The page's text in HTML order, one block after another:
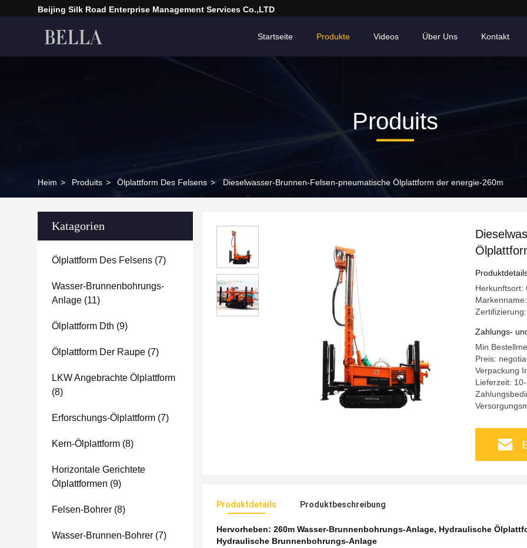
Beijing Silk Road Enterprise Management Services Co.,LTD
Startseite Produkte Videos Über Uns Kontakt
Produits
Heim > Produits > Ölplattform Des Felsens > Dieselwasser-Brunnen-Felsen-pneumatische Ölplattform der energie-260m
Katagorien
Ölplattform Des Felsens (7)
Wasser-Brunnenbohrungs-
Anlage (11)
Ölplattform Dth (9)
Ölplattform Der Raupe (7)
LKW Angebrachte Ölplattform
(8)
Erforschungs-Ölplattform (7)
Kern-Ölplattform (8)
Horizontale Gerichtete
Ölplattformen (9)
Felsen-Bohrer (8)
Wasser-Brunnen-Bohrer (7)
Herkunftsort:
Zahlungs-
Min
Preis:
Verpackung
Lieferzeit:
Produktdetails Produktbeschreibung
Hervorheben: 260m Wasser-Brunnenbohrungs-Anlage, Hydraulische
Hydraulische Brunnenbohrungs-Anlage